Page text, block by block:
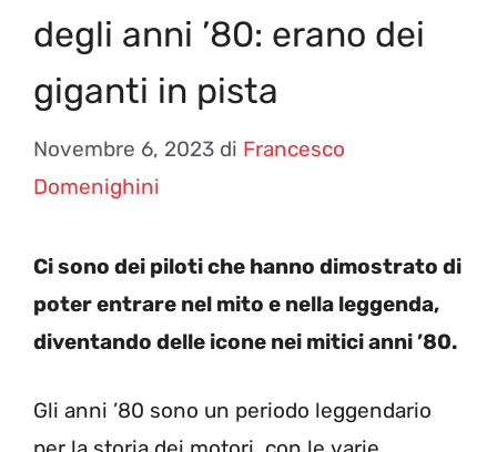
degli anni ’80: erano dei
giganti in pista
Novembre 6, 2023 di Francesco
Domenighini
Ci sono dei piloti che hanno dimostrato di
poter entrare nel mito e nella leggenda,
diventando delle icone nei mitici anni ’80.
Gli anni ’80 sono un periodo leggendario